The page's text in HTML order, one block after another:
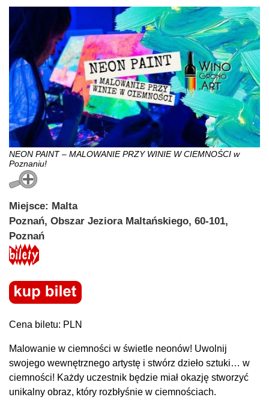
NEON PAINT – MALOWANIE PRZY WINIE W CIEMNOŚCI w
Poznaniu!
Miejsce: Malta
Poznań, Obszar Jeziora Maltańskiego, 60-101,
Poznań
Cena biletu: PLN
Malowanie w ciemności w świetle neonów! Uwolnij
swojego wewnętrznego artystę i stwórz dzieło sztuki… w
ciemności! Każdy uczestnik będzie miał okazję stworzyć
unikalny obraz, który rozbłyśnie w ciemnościach.